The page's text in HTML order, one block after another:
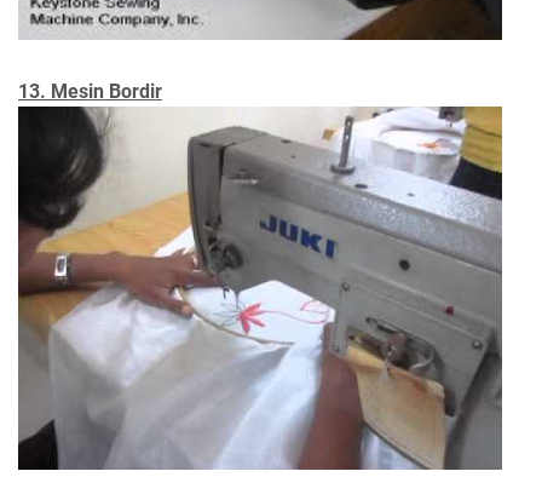
13. Mesin Bordir